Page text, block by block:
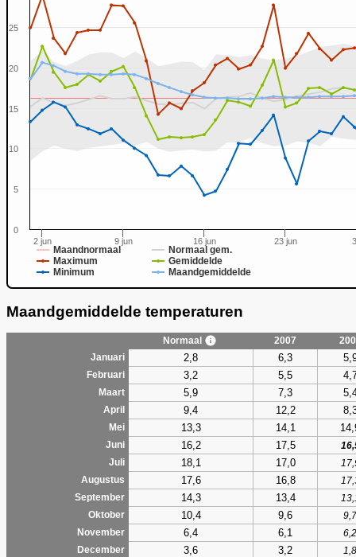
Maandnormaal
Normaal gem.
Maximum
Gemiddelde
Minimum
Maandgemiddelde
2 jun 9 jun 16 jun 23 jun
0
5
10
15
20
25
Maandgemiddelde temperaturen
Normaal 2007
Januari
2,8 6,3
Februari 3,2 5,5
Maart 5,9 7,3
April 9,4 12,2
Mei 13,3 14,1
Juni 16,2 17,5
Juli
18,1 17,0
Augustus
17,6 16,8
September
14,3 13,4
Oktober
10,4 9,6
9,7
November
6,4 6,1
6,2
December
3,6 3,2 1,8